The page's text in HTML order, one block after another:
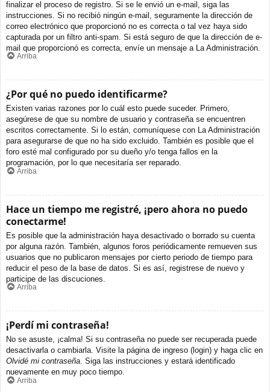
finalizar el proceso de registro. Si se le envió un e-mail, siga las
instrucciones. Si no recibió ningún e-mail, seguramente la dirección de
correo electrónico que proporcionó no es correcta o tal vez haya sido
capturada por un filtro anti-spam. Si está seguro de que la dirección de e-
mail que proporcionó es correcta, envíe un mensaje a La Administración.
Arriba
¿Por qué no puedo identificarme?
Existen varias razones por lo cuál esto puede suceder. Primero,
asegúrese de que su nombre de usuario y contraseña se encuentren
escritos correctamente. Si lo están, comuníquese con La Administración
para asegurarse de que no ha sido excluido. También es posible que el
foro esté mal configurado por su dueño y/o tenga fallos en la
programación, por lo que necesitaría ser reparado.
Arriba
Hace un tiempo me registré, ¡pero ahora no puedo
conectarme!
Es posible que la administración haya desactivado o borrado su cuenta
por alguna razón. También, algunos foros periódicamente remueven sus
usuarios que no publicaron mensajes por cierto periodo de tiempo para
reducir el peso de la base de datos. Si es así, registrese de nuevo y
participe de las discuciones.
Arriba
¡Perdí mi contraseña!
No se asuste, ¡calma! Si su contraseña no puede ser recuperada puede
desactivarla o cambiarla. Visite la página de ingreso (login) y haga clic en
Olvidé mi contraseña. Siga las instrucciones y estará identificado
nuevamente en muy poco tiempo.
Arriba